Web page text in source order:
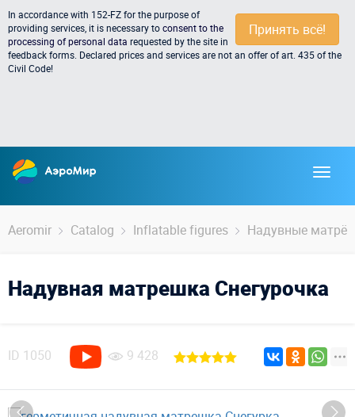
Принять всё!
In accordance with 152-FZ for the purpose of
providing services, it is necessary toconsent to the
processing of personal data requested by the site in
feedback forms. Declared prices and services are not an offer of art. 435 of the
Civil Code!
Aeromir Catalog Inflatable figures Надувные
Надувная матрешка Снегурочка
ID 1050 9 428